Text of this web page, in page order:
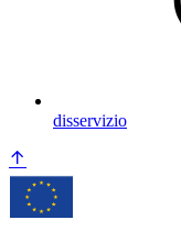
disservizio